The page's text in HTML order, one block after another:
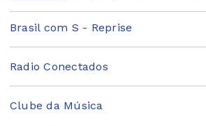
Brasil com S - Reprise
Radio Conectados
Clube da Música